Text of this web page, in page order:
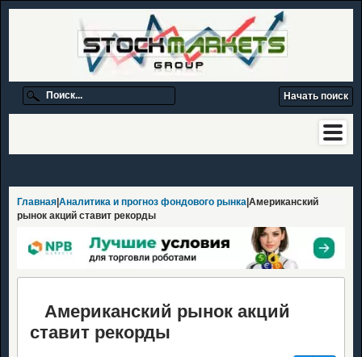
Главная Аналитика и прогноз фондового рынка |Американский
рынок акций ставит рекорды
Американский рынок акций
ставит рекорды